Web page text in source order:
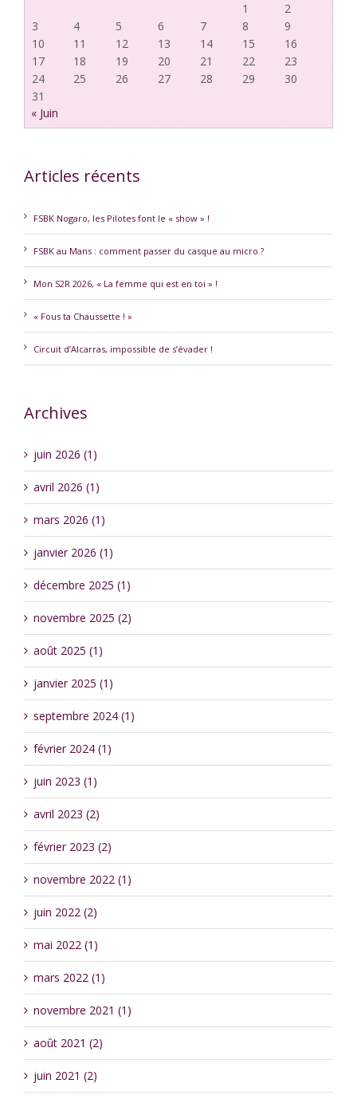
1
2
3
4 5 6 7 8
9
10
11 12 13 14 15
16
17
18 19 20 21 22
23
24
25 26 27 28 29
30
31
« Juin
Articles récents
FSBK Nogaro, les Pilotes font le « show » !
FSBK au Mans : comment passer du casque au micro ?
Mon S2R 2026, « La femme qui est en toi » !
« Fous ta Chaussette ! »
Circuit d’Alcarras, impossible de s’évader !
Archives
juin 2026 (1)
avril 2026 (1)
mars 2026 (1)
janvier 2026 (1)
décembre 2025 (1)
novembre 2025 (2)
août 2025 (1)
janvier 2025 (1)
septembre 2024 (1)
février 2024 (1)
juin 2023 (1)
avril 2023 (2)
février 2023 (2)
novembre 2022 (1)
juin 2022 (2)
mai 2022 (1)
mars 2022 (1)
novembre 2021 (1)
août 2021 (2)
juin 2021 (2)